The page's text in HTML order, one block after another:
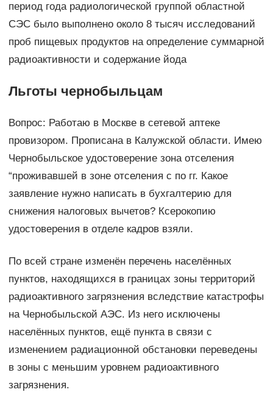
период года радиологической группой областной
СЭС было выполнено около 8 тысяч исследований
проб пищевых продуктов на определение суммарной
радиоактивности и содержание йода
Льготы чернобыльцам
Вопрос: Работаю в Москве в сетевой аптеке
провизором. Прописана в Калужской области. Имею
Чернобыльское удостоверение зона отселения
“проживавшей в зоне отселения с по гг. Какое
заявление нужно написать в бухгалтерию для
снижения налоговых вычетов? Ксерокопию
удостоверения в отделе кадров взяли.
По всей стране изменён перечень населённых
пунктов, находящихся в границах зоны территорий
радиоактивного загрязнения вследствие катастрофы
на Чернобыльской АЭС. Из него исключены
населённых пунктов, ещё пункта в связи с
изменением радиационной обстановки переведены
в зоны с меньшим уровнем радиоактивного
загрязнения.